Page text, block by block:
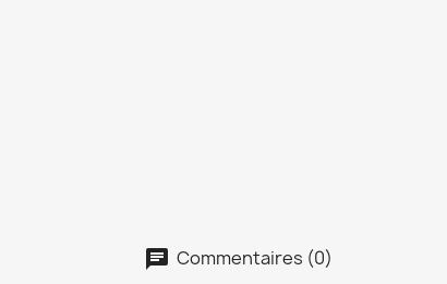
Commentaires (0)